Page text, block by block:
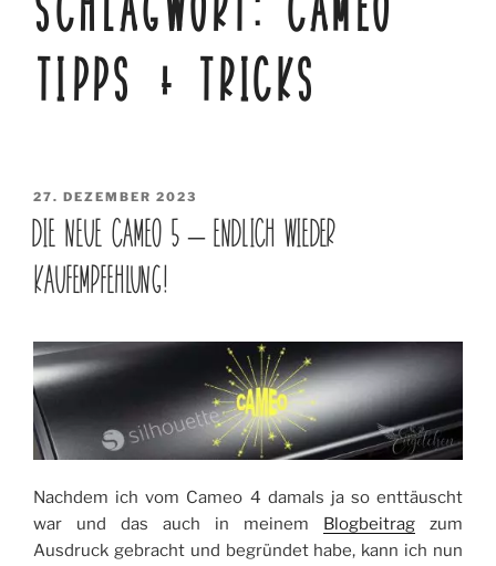
SCHLAGWORT: CAMEO
TIPPS + TRICKS
VERÖFFENTLICHT
AM
27. DEZEMBER 2023
DIE NEUE CAMEO 5 – ENDLICH WIEDER
KAUFEMPFEHLUNG!
Nachdem ich vom Cameo 4 damals ja so enttäuscht
war und das auch in meinem Blogbeitrag zum
Ausdruck gebracht und begründet habe, kann ich nun